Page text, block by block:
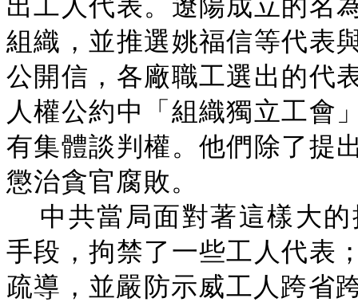
出工人代表。遼陽成立的名
組織，並推選姚福信等代表
公開信，各廠職工選出的代
人權公約中「組織獨立工會
有集體談判權。他們除了提
懲治貪官腐敗。
中共當局面對著這樣大
手段，拘禁了一些工人代表
疏導，並嚴防示威工人跨省